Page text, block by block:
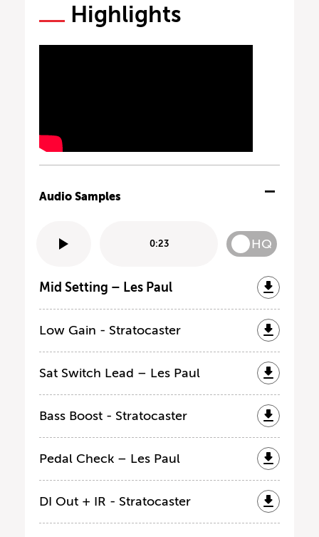
Highlights
Audio Samples
0:23 HQ
Mid Setting – Les Paul
Low Gain - Stratocaster
Sat Switch Lead – Les Paul
Bass Boost - Stratocaster
Pedal Check – Les Paul
DI Out + IR - Stratocaster